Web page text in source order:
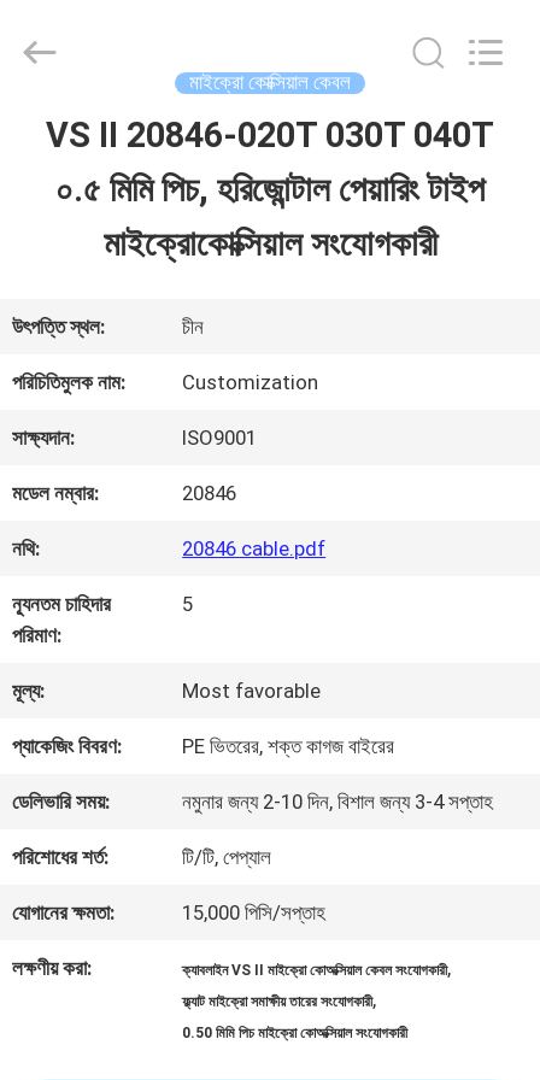
বাড়ি
ভিডিও
আমাদের
সম্বন্ধে
কারখানা
পরিদর্শন
গুণমান
নিয়ন্ত্রণ
আমাদের
যোগাযোগ
Media
মাইক্রো কোক্সিয়াল কেবল
VS II 20846-020T 030T 040T
০.৫ মিমি পিচ, হরিজোন্টাল পেয়ারিং টাইপ
মাইক্রোকোক্সিয়াল সংযোগকারী
উৎপত্তি স্থল: চীন
পরিচিতিমুলক নাম: Customization
সাক্ষ্যদান: ISO9001
মডেল নম্বার: 20846
নথি: 20846 cable.pdf
ন্যূনতম চাহিদার
পরিমাণ:
5
মূল্য: Most favorable
প্যাকেজিং বিবরণ: PE ভিতরের, শক্ত কাগজ বাইরের
ডেলিভারি সময়: নমুনার জন্য 2-10 দিন, বিশাল জন্য 3-4 সপ্তাহ
পরিশোধের শর্ত: টি/টি, পেপ্যাল
যোগানের ক্ষমতা: 15,000 পিসি/সপ্তাহ
লক্ষণীয় করা: ক্যাবলাইন VS II মাইক্রো কোঅক্সিয়াল কেবল সংযোগকারী,
ফ্ল্যাট মাইক্রো সমাক্ষীয় তারের সংযোগকারী,
0.50 মিমি পিচ মাইক্রো কোঅক্সিয়াল সংযোগকারী